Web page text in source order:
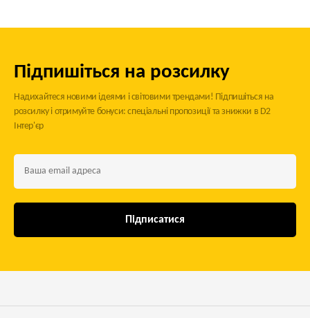
Підпишіться на розсилку
Надихайтеся новими ідеями і світовими трендами! Підпишіться на
розсилку і отримуйте бонуси: спеціальні пропозиції та знижки в D2
Інтер'єр
Підписатися